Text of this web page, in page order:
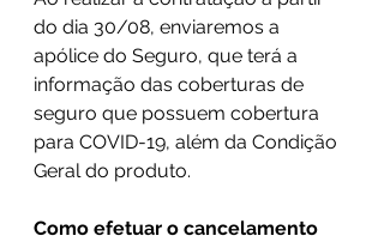
do dia 30/08, enviaremos a
apólice do Seguro, que terá a
informação das coberturas de
seguro que possuem cobertura
para COVID-19, além da Condição
Geral do produto.
Como efetuar o cancelamento